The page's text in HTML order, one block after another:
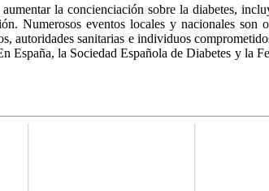
la concienciación sobre la diabetes,
Numerosos eventos locales y nacionales son
autoridades sanitarias e individuos
la Sociedad Española de Diabetes y la